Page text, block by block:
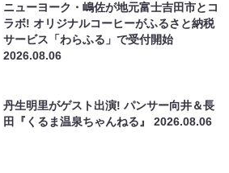
ニューヨーク・嶋佐が地元富士吉田市とコ
ラボ! オリジナルコーヒーがふるさと納税
サービス「わらふる」で受付開始
2026.08.06
丹生明里がゲスト出演! パンサー向井＆長
田『くるま温泉ちゃんねる』2026.08.06